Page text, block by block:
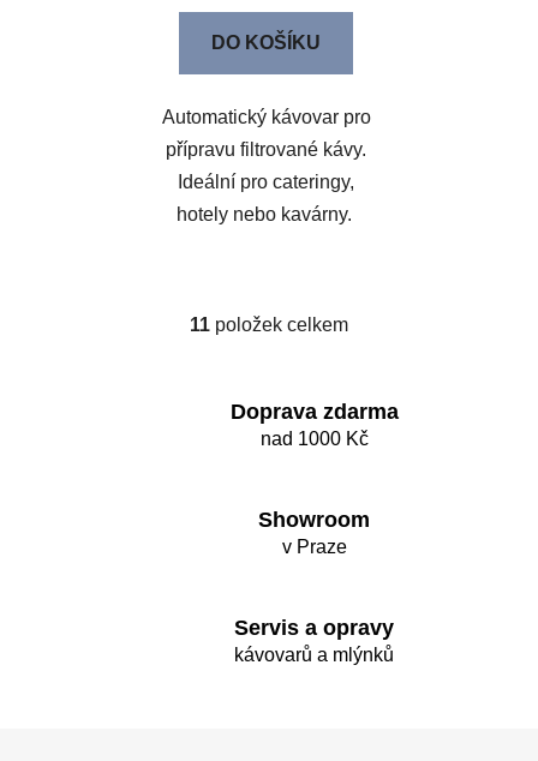
DO KOŠÍKU
Automatický kávovar pro
přípravu filtrované kávy.
Ideální pro cateringy,
hotely nebo kavárny.
O
á
d
í
p
k
y
11 položek celkem
Doprava zdarma
nad 1000 Kč
Showroom
v Praze
Servis a opravy
kávovarů a mlýnků